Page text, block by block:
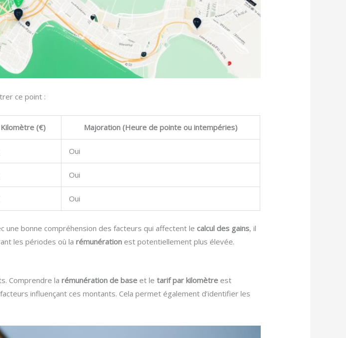
ce point :
(€) Majoration (Heure de pointe ou intempéries)
Oui
Oui
Oui
une bonne compréhension des facteurs qui affectent lecalcul des gains, il
les périodes où larémunération est potentiellement plus élevée.
Comprendre larémunération de base et letarif par kilomètre est
influençant ces montants. Cela permet également d’identifier les